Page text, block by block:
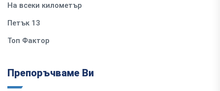
На всеки километър
Петък 13
Топ Фактор
Препоръчваме Ви